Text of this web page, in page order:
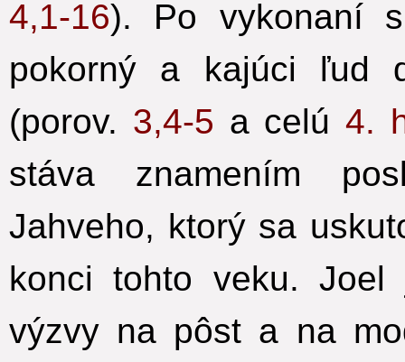
4,1-16). Po vykonaní
pokorný a kajúci ľud
(porov. 3,4-5 a celú4.
stáva znamením
Jahveho, ktorý sa
konci tohto veku.
výzvy na pôst a na